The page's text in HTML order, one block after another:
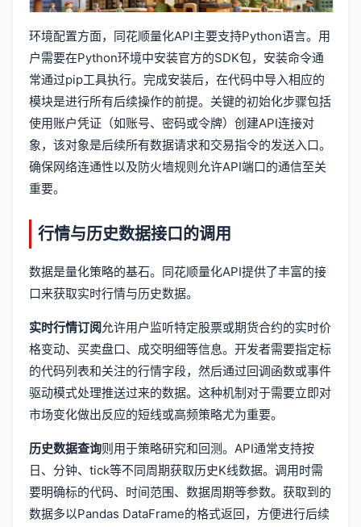
环境配置方面，同花顺量化API主要支持Python语言。用
户需要在Python环境中安装官方的SDK包，安装命令通
常通过pip工具执行。完成安装后，在代码中导入相应的
模块是进行所有后续操作的前提。关键的初始化步骤包括
使用账户凭证（如账号、密码或令牌）创建API连接对
象，该对象是后续所有数据请求和交易指令的发送入口。
确保网络连通性以及防火墙规则允许API端口的通信至关
重要。
行情与历史数据接口的调用
数据是量化策略的基石。同花顺量化API提供了丰富的接
口来获取实时行情与历史数据。
实时行情订阅 允许用户监听特定股票或期货合约的实时价
格变动、买卖盘口、成交明细等信息。开发者需要指定标
的代码列表和关注的行情字段，然后通过回调函数或事件
驱动模式处理推送过来的数据。这种机制对于需要立即对
市场变化做出反应的短线或高频策略尤为重要。
历史数据查询则用于策略研究和回测。API通常支持按
日、分钟、tick等不同周期获取历史K线数据。调用时需
要明确标的代码、时间范围、数据周期等参数。获取到的
数据多以Pandas DataFrame的格式返回，方便进行后续